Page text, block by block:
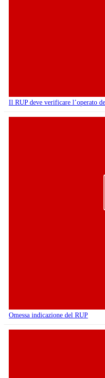
Il RUP deve verificare l’operato
Omessa indicazione del RUP